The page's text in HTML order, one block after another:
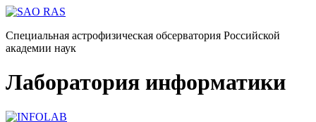
Специальная астрофизическая обсерватория Российской
академии наук
Лаборатория информатики